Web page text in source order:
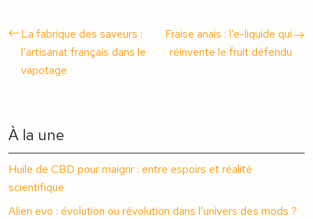
La fabrique des saveurs :
l’artisanat français dans le
vapotage
Fraise anais : l’e-liquide qui
réinvente le fruit défendu
À la une
Huile de CBD pour maigrir : entre espoirs et réalité
scientifique
Alien evo : évolution ou révolution dans l’univers des mods ?